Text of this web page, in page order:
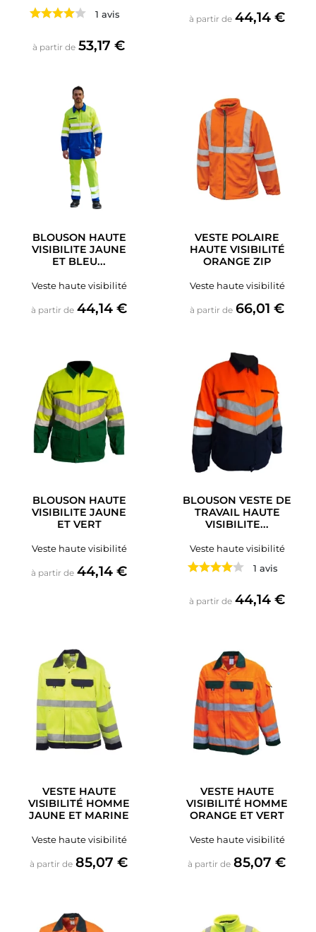
1 avis
à partir de Prix
53,17 €
à partir de Prix
44,14 €
BLOUSON HAUTE
VISIBILITE JAUNE
ET BLEU...
Veste haute visibilité
à partir de Prix
44,14 €
VESTE POLAIRE
HAUTE VISIBILITÉ
ORANGE ZIP
Veste haute visibilité
à partir de Prix
66,01 €
BLOUSON HAUTE
VISIBILITE JAUNE
ET VERT
Veste haute visibilité
à partir de Prix
44,14 €
BLOUSON VESTE DE
TRAVAIL HAUTE
VISIBILITE...
Veste haute visibilité
1 avis
à partir de Prix
44,14 €
VESTE HAUTE
VISIBILITÉ HOMME
JAUNE ET MARINE
Veste haute visibilité
à partir de Prix
85,07 €
VESTE HAUTE
VISIBILITÉ HOMME
ORANGE ET VERT
Veste haute visibilité
à partir de Prix
85,07 €